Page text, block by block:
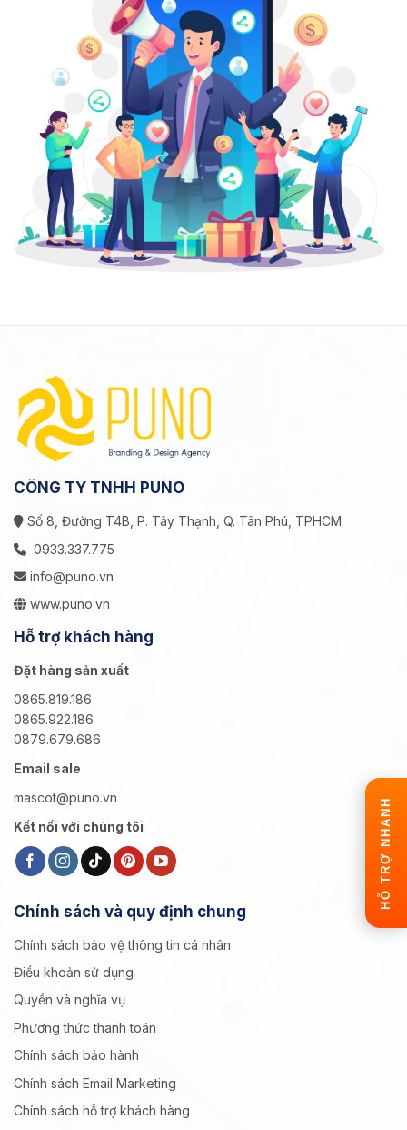
CÔNG TY TNHH PUNO
Số 8, Đường T4B, P. Tây Thạnh, Q. Tân Phú, TPHCM
0933.337.775
info@puno.vn
www.puno.vn
Hỗ trợ khách hàng
Đặt hàng sản xuất
0865.819.186
0865.922.186
0879.679.686
Email sale
mascot@puno.vn
Kết nối với chúng tôi
Chính sách và quy định chung
Chính sách bảo vệ thông tin cá nhân
Điều khoản sử dụng
Quyền và nghĩa vụ
Phương thức thanh toán
Chính sách bảo hành
Chính sách Email Marketing
Chính sách hỗ trợ khách hàng
HỖ TRỢ NHANH